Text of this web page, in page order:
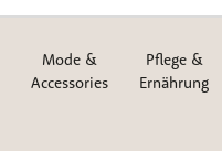
Mode &
Accessories
Pflege &
Ernährung